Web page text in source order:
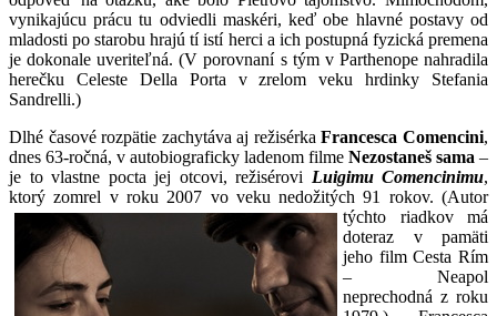
vynikajúcu prácu tu odviedli maskéri, keď obe hlavné postavy od
mladosti po starobu hrajú tí istí herci a ich postupná fyzická premena
je dokonale uveriteľná. (V porovnaní s tým v Parthenope nahradila
herečku Celeste Della Porta v zrelom veku hrdinky Stefania
Sandrelli.)
Dlhé časové rozpätie zachytáva aj režisérkaFrancesca Comencini,
dnes 63-ročná, v autobiograficky ladenom filme Nezostaneš sama –
je to vlastne pocta jej otcovi, režisérovi Luigimu Comencinimu,
ktorý zomrel v roku 2007 vo vekunedožitých 91 rokov. (Autor
týchto riadkov má
doteraz v pamäti
jeho film Cesta Rím
– Neapol
neprechodná z roku